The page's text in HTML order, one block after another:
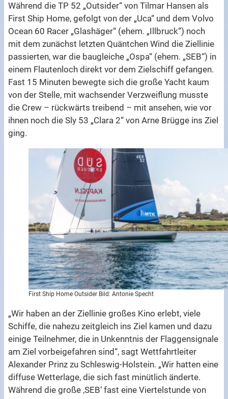
Während die TP 52 „Outsider“ von Tilmar Hansen als
First Ship Home, gefolgt von der „Uca“ und dem Volvo
Ocean 60 Racer „Glashäger“ (ehem. „Illbruck“) noch
mit dem zunächst letzten Quäntchen Wind die Ziellinie
passierten, war die baugleiche „Ospa“ (ehem. „SEB“) in
einem Flautenloch direkt vor dem Zielschiff gefangen.
Fast 15 Minuten bewegte sich die große Yacht kaum
von der Stelle, mit wachsender Verzweiflung musste
die Crew – rückwärts treibend – mit ansehen, wie vor
ihnen noch die Sly 53 „Clara 2“ von Arne Brügge ins Ziel
ging.
First Ship Home Outsider Bild: Antonie Specht
„Wir haben an der Ziellinie großes Kino erlebt, viele
Schiffe, die nahezu zeitgleich ins Ziel kamen und dazu
einige Teilnehmer, die in Unkenntnis der Flaggensignale
am Ziel vorbeigefahren sind“, sagt Wettfahrtleiter
Alexander Prinz zu Schleswig-Holstein. „Wir hatten eine
diffuse Wetterlage, die sich fast minütlich änderte.
Während die große ‚SEB‘ fast eine Viertelstunde von